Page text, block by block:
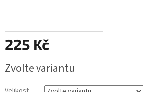
225 Kč
cena:
Zvolte variantu